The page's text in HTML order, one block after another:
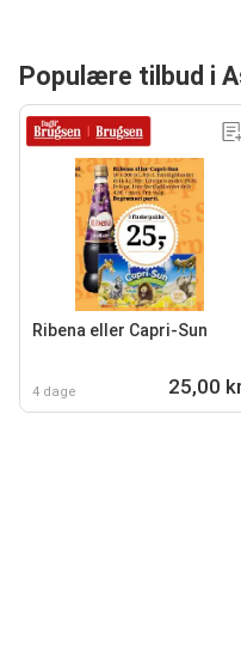
Populære tilbud i
Ribena eller Capri-Sun
4 dage 25,00